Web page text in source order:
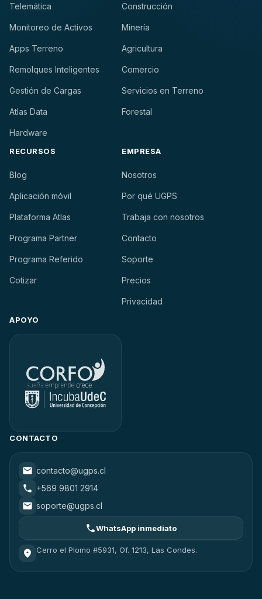
Telemática
Monitoreo de Activos
Apps Terreno
Remolques Inteligentes
Gestión de Cargas
Atlas Data
Hardware
Construcción
Minería
Agricultura
Comercio
Servicios en Terreno
Forestal
RECURSOS
Blog
Aplicación móvil
Plataforma Atlas
Programa Partner
Programa Referido
Cotizar
EMPRESA
Nosotros
Por qué UGPS
Trabaja con nosotros
Contacto
Soporte
Precios
Privacidad
APOYO
CONTACTO
contacto@ugps.cl
+569 9801 2914
soporte@ugps.cl
WhatsApp inmediato
Cerro el Plomo #5931, Of. 1213, Las Condes.